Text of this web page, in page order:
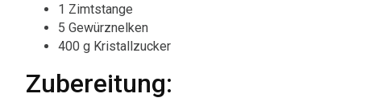
1 Zimtstange
5 Gewürznelken
400 g Kristallzucker
Zubereitung: